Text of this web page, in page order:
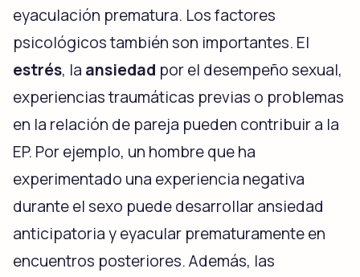
eyaculación prematura. Los factores
psicológicos también son importantes. El
estrés, la ansiedad por el desempeño sexual,
experiencias traumáticas previas o problemas
en la relación de pareja pueden contribuir a la
EP. Por ejemplo, un hombre que ha
experimentado una experiencia negativa
durante el sexo puede desarrollar ansiedad
anticipatoria y eyacular prematuramente en
encuentros posteriores. Además, las